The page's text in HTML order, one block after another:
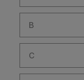
B
C